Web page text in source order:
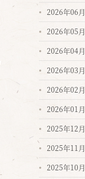
2026年06月
2026年05月
2026年04月
2026年03月
2026年02月
2026年01月
2025年12月
2025年11月
2025年10月